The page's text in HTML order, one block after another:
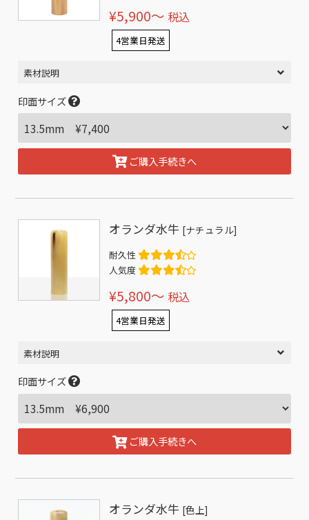
¥5,900〜 税込
4営業日発送
素材説明
印面サイズ
ご購入手続きへ
オランダ水牛 [ナチュラル]
耐久性
人気度
¥5,800〜 税込
4営業日発送
素材説明
印面サイズ
ご購入手続きへ
オランダ水牛 [色上]